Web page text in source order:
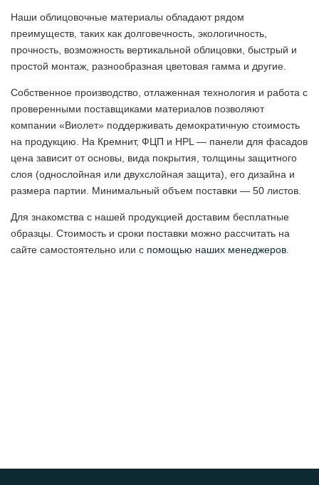
Наши облицовочные материалы обладают рядом
преимуществ, таких как долговечность, экологичность,
прочность, возможность вертикальной облицовки, быстрый и
простой монтаж, разнообразная цветовая гамма и другие.
Собственное производство, отлаженная технология и работа с
проверенными поставщиками материалов позволяют
компании «Виолет» поддерживать демократичную стоимость
на продукцию. На Кремнит, ФЦП и HPL — панели для фасадов
цена зависит от основы, вида покрытия, толщины защитного
слоя (однослойная или двухслойная защита), его дизайна и
размера партии. Минимальный объем поставки — 50 листов.
Для знакомства с нашей продукцией доставим бесплатные
образцы. Стоимость и сроки поставки можно рассчитать на
сайте самостоятельно или с помощью наших менеджеров